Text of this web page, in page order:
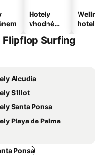
Hotely
vhodné
domácí
Flipflop Surfing
Alcudia
S'Illot
Santa Ponsa
Playa de Palma
Ponsa